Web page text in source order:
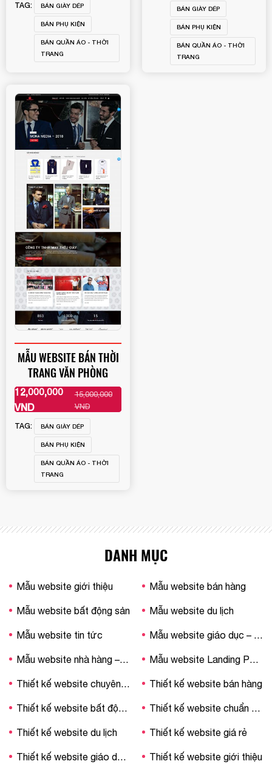
TAG: BÁN GIÀY DÉP
BÁN PHỤ KIỆN
BÁN QUẦN ÁO - THỜI
TRANG
BÁN GIÀY DÉP
BÁN PHỤ KIỆN
BÁN QUẦN ÁO - THỜI
TRANG
MẪU WEBSITE BÁN THỜI
TRANG VĂN PHÒNG
12,000,000
VND
15,000,000
VND
XEM THÊM
TAG: BÁN GIÀY DÉP
BÁN PHỤ KIỆN
BÁN QUẦN ÁO - THỜI
TRANG
DANH MỤC
Mẫu website giới thiệu Mẫu website bán hàng
Mẫu website bất động sản Mẫu website du lịch
Mẫu website tin tức Mẫu website giáo dục – trường học
Mẫu website nhà hàng – khách sạn Mẫu website Landing Page
Thiết kế website chuyên nghiệp Thiết kế website bán hàng
Thiết kế website bất động sản Thiết kế website chuẩn SEO
Thiết kế website du lịch Thiết kế website giá rẻ
Thiết kế website giáo dục – trường học Thiết kế website giới thiệu